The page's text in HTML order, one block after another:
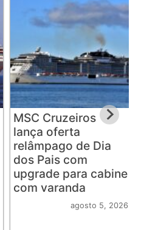
MSC Cruzeiros
lança oferta
relâmpago de Dia
dos Pais com
upgrade para cabine
com varanda
agosto 5, 2026